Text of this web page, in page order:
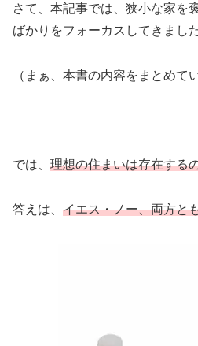
さて、本記事では、狭小な家を
ばかりをフォーカスしてきました
（まぁ、本書の内容をまとめて
では、 理想の住まいは存在する
答えは、 イエス・ノー、両方と